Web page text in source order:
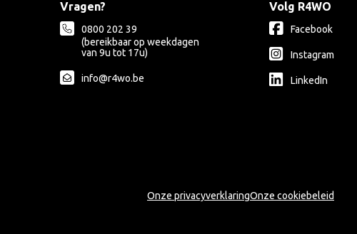
Vragen?
0800 202 39
(bereikbaar op weekdagen
van 9u tot 17u)
info@r4wo.be
Volg R4WO
Facebook
Instagram
LinkedIn
Onze privacyverklaringOnze cookiebeleid